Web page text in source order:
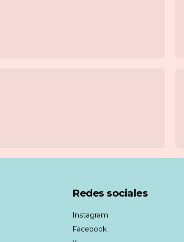
Redes sociales
Instagram
Facebook